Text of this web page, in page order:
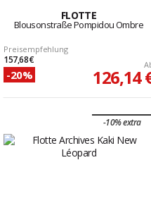
FLOTTE
Blousonstraße Pompidou Ombre
Preisempfehlung
157,68 €
-20% 126,14
-10% extra